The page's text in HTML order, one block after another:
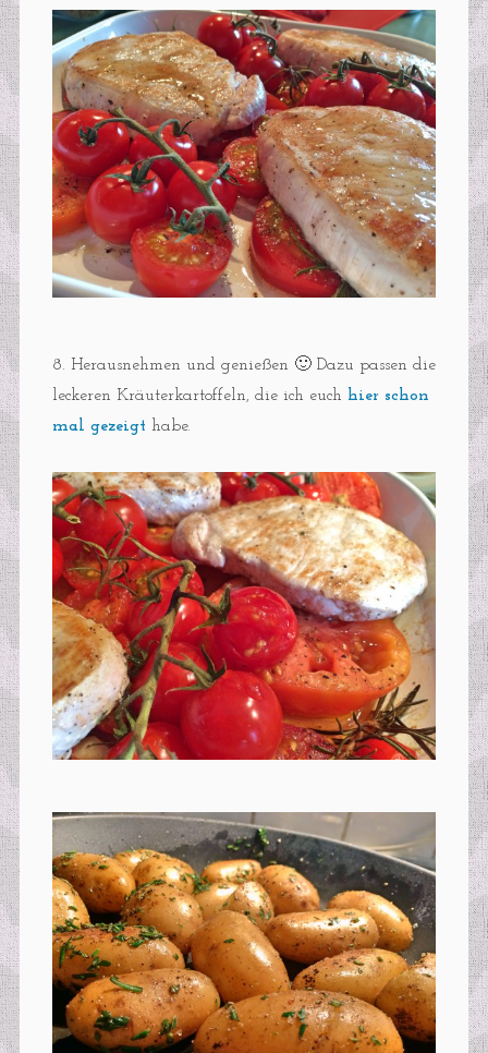
8. Herausnehmen und genießen 🙂 Dazu passen die
leckeren Kräuterkartoffeln, die ich euch hier schon
mal gezeigt habe.